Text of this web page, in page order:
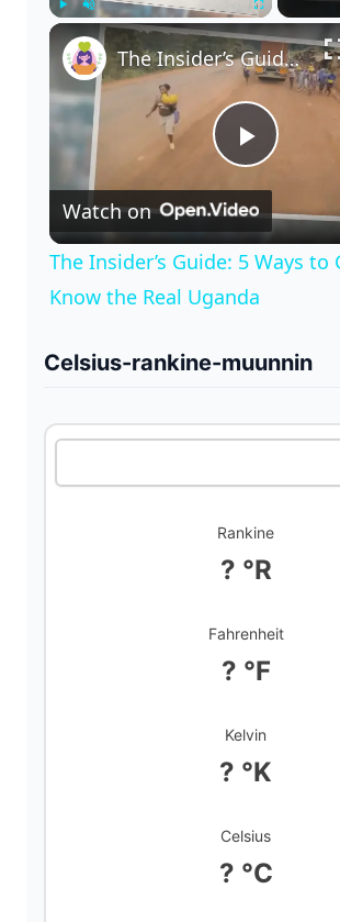
Unmute Fullscreen
P
l
a
y
V
i
d
e
The Insider’s Guide: 5 Ways to Get to Know the Real Uganda
Watch on
The Insider’s Guide: 5 Ways to
Know the Real Uganda
Celsius-rankine-muunnin
Rankine
? °R
Fahrenheit
? °F
Kelvin
? °K
Celsius
? °C